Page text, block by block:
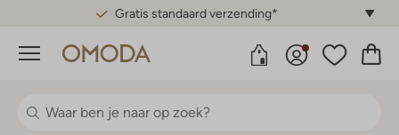
Gratis standaard verzending*
Menu